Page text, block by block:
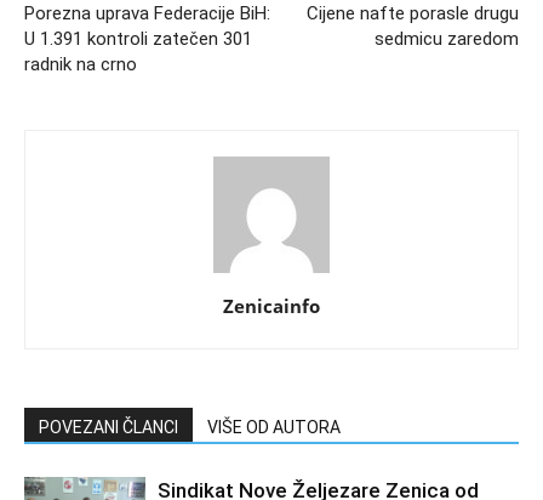
Porezna uprava Federacije BiH:
U 1.391 kontroli zatečen 301
radnik na crno
Cijene nafte porasle drugu
sedmicu zaredom
Zenicainfo
POVEZANI ČLANCI VIŠE OD AUTORA
Sindikat Nove Željezare Zenica od